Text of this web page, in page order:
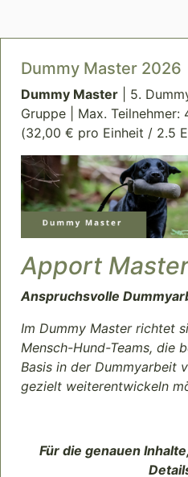
Dummy Master 2026
Dummy Master | 5.
Gruppe | Max. Teilnehmer:
(32,00 € pro Einheit / 2.5
Apport
Anspruchsvolle
Im Dummy Master richtet
Mensch-Hund-Teams, die
Basis in der Dummyarbeit
gezielt weiterentwickeln
Für die genauen